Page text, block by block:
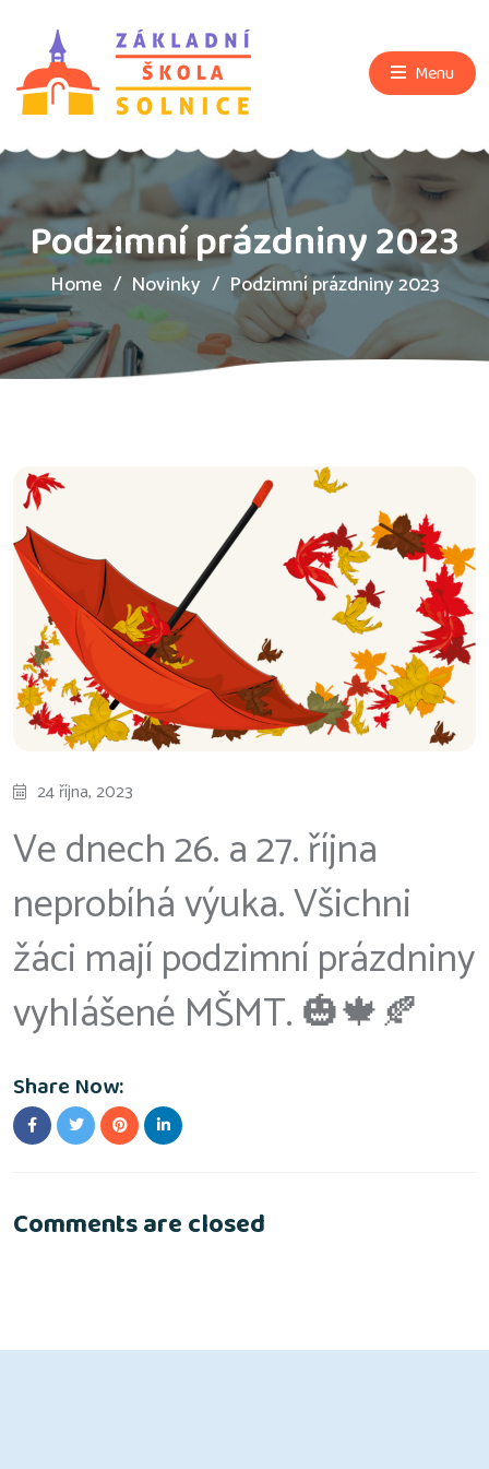
Menu
Podzimní prázdniny 2023
Home Novinky Podzimní prázdniny 2023
24 října, 2023
Ve dnech 26. a 27. října
neprobíhá výuka. Všichni
žáci mají podzimní prázdniny
vyhlášené MŠMT. 🎃🍁🍂
Share Now:
Comments are closed